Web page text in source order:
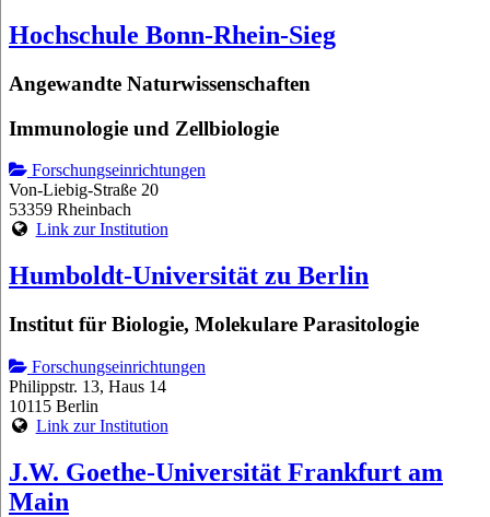
Hochschule Bonn-Rhein-Sieg
Angewandte Naturwissenschaften
Immunologie und Zellbiologie
Forschungseinrichtungen
Von-Liebig-Straße 20
53359 Rheinbach
Link zur Institution
Humboldt-Universität zu Berlin
Institut für Biologie, Molekulare Parasitologie
Forschungseinrichtungen
Philippstr. 13, Haus 14
10115 Berlin
Link zur Institution
J.W. Goethe-Universität Frankfurt am
Main